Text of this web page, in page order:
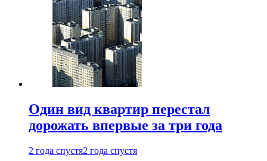
Один вид квартир перестал
дорожать впервые за три года
2 года спустя2 года спустя